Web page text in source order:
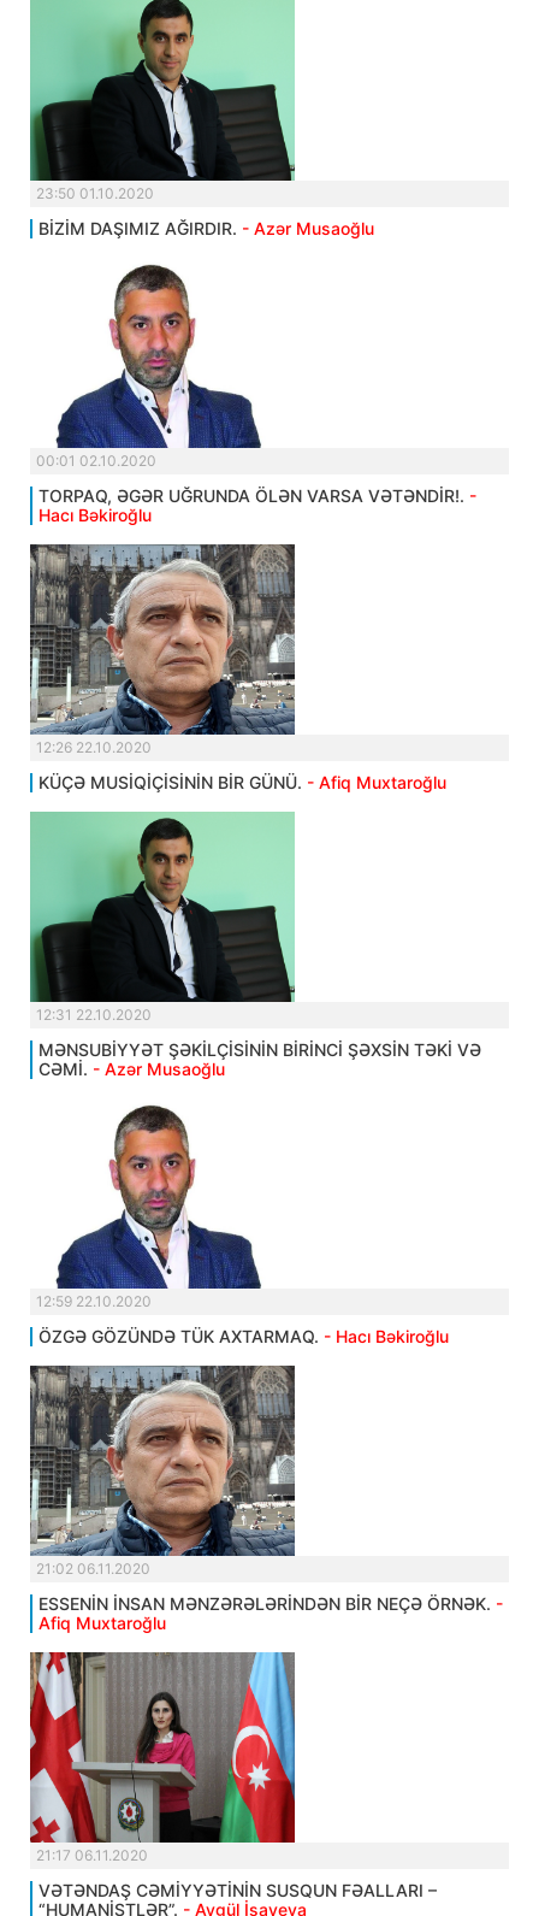
23:50 01.10.2020
BİZİM DAŞIMIZ AĞIRDIR. - Azər Musaoğlu
00:01 02.10.2020
TORPAQ, ƏGƏR UĞRUNDA ÖLƏN VARSA VƏTƏNDİR!. -
Hacı Bəkiroğlu
12:26 22.10.2020
KÜÇƏ MUSİQİÇİSİNİN BİR GÜNÜ. - Afiq Muxtaroğlu
12:31 22.10.2020
MƏNSUBİYYƏT ŞƏKİLÇİSİNİN BİRİNCİ ŞƏXSİN TƏKİ VƏ
CƏMİ. - Azər Musaoğlu
12:59 22.10.2020
ÖZGƏ GÖZÜNDƏ TÜK AXTARMAQ. - Hacı Bəkiroğlu
21:02 06.11.2020
ESSENİN İNSAN MƏNZƏRƏLƏRİNDƏN BİR NEÇƏ ÖRNƏK. -
Afiq Muxtaroğlu
21:17 06.11.2020
VƏTƏNDAŞ CƏMİYYƏTİNİN SUSQUN FƏALLARI –
“HUMANİSTLƏR”. - Aygül İsayeva